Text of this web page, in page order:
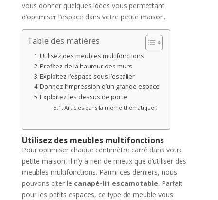
vous donner quelques idées vous permettant
d’optimiser l’espace dans votre petite maison.
Table des matières
Utilisez des meubles multifonctions
Profitez de la hauteur des murs
Exploitez l’espace sous l’escalier
Donnez l’impression d’un grande espace
Exploitez les dessus de porte
Articles dans la même thématique :
Utilisez des meubles multifonctions
Pour optimiser chaque centimètre carré dans votre
petite maison, il n’y a rien de mieux que d’utiliser des
meubles multifonctions. Parmi ces derniers, nous
pouvons citer le canapé-lit escamotable. Parfait
pour les petits espaces, ce type de meuble vous